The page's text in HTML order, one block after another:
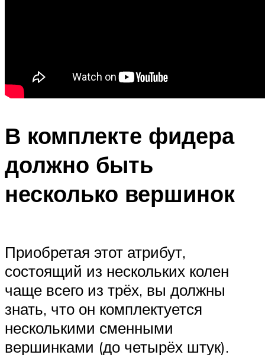
В комплекте фидера
должно быть
несколько вершинок
Приобретая этот атрибут,
состоящий из нескольких колен
чаще всего из трёх, вы должны
знать, что он комплектуется
несколькими сменными
вершинками (до четырёх штук).